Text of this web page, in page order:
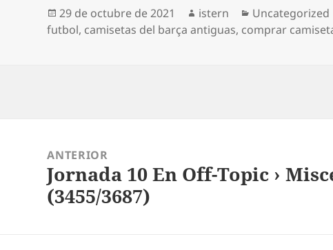
Publicado
el
29 de octubre de 2021 Autor
istern Categorías
Uncategorized
futbol, camisetas del barça antiguas, comprar
entradas
ANTERIOR
Entrada
anterior:
Jornada 10 En Off-Topic ›
(3455/3687)